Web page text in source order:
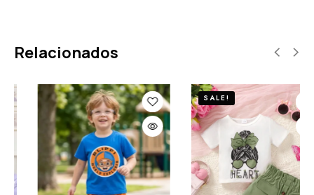
Relacionados
SALE!